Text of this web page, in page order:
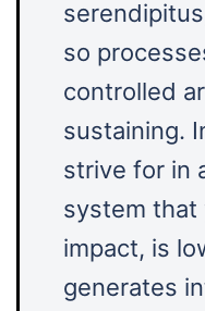
so
controlled
sustaining.
strive for in
system that
impact, is
generates